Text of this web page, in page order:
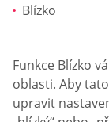
Blízko
Funkce Blízko
oblasti. Aby
upravit